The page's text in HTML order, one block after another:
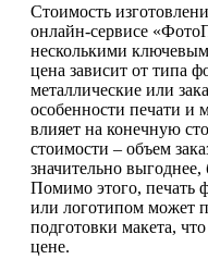
Стоимость
онлайн-сервисе
несколькими
цена зависит от типа
металлические или
особенности печати и
влияет на конечную
стоимости – объем
значительно выгоднее,
Помимо этого, печать
или логотипом может
подготовки макета,
цене.